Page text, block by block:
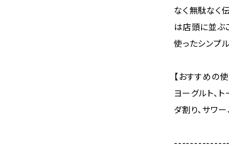
なく無駄なく
は店頭に並ぶ
使ったシンプ
【おすすめの使
ヨーグルト、ト
ダ割り、サワ